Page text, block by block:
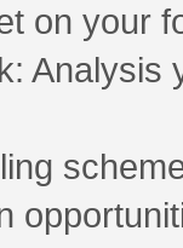
on your
Analysis